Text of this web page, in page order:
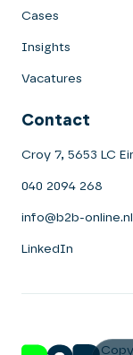
Cases
Insights
Vacatures
Contact
Croy 7, 5653 LC
040 2094 268
info@b2b-online.nl
LinkedIn